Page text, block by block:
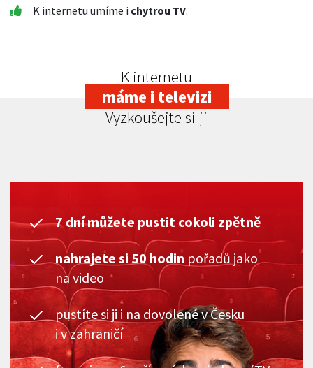
K internetu umíme i chytrou TV.
K internetu
máme i televizi
Vyzkoušejte si ji
7 dní můžete pustit cokoli zpětně
nahrajete si 50 hodin pořadů jako
na video
pustíte si ji i na dovolené v Česku
i v zahraničí